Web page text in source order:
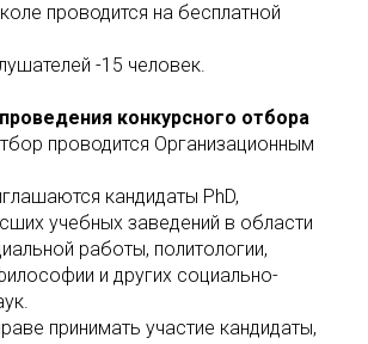
проводится на бесплатной
-15 человек.
конкурсного отбора
проводится Организационным
кандидаты PhD,
учебных заведений в области
работы, политологии,
и других социально-
принимать участие кандидаты,